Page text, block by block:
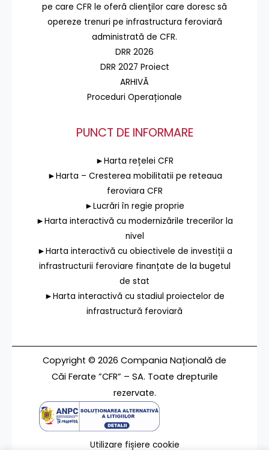
pe care CFR le oferă clienţilor care doresc să
opereze trenuri pe infrastructura feroviară
administrată de CFR.
DRR 2026
DRR 2027 Proiect
ARHIVĂ
Proceduri Operaționale
PUNCT DE INFORMARE
►Harta rețelei CFR
►Harta – Cresterea mobilitatii pe reteaua
feroviara CFR
►Lucrări în regie proprie
►Harta interactivă cu modernizările trecerilor la
nivel
►Harta interactivă cu obiectivele de investiții a
infrastructurii feroviare finanțate de la bugetul
de stat
►Harta interactivă cu stadiul proiectelor de
infrastructură feroviară
Copyright © 2026 Compania Națională de
Căi Ferate ”CFR” – SA. Toate drepturile
rezervate.
Utilizare fișiere cookie